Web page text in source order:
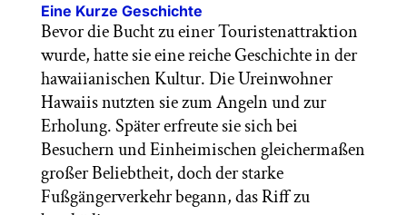
Eine Kurze Geschichte
Bevor die Bucht zu einer Touristenattraktion
wurde, hatte sie eine reiche Geschichte in der
hawaiianischen Kultur. Die Ureinwohner
Hawaiis nutzten sie zum Angeln und zur
Erholung. Später erfreute sie sich bei
Besuchern und Einheimischen gleichermaßen
großer Beliebtheit, doch der starke
Fußgängerverkehr begann, das Riff zu